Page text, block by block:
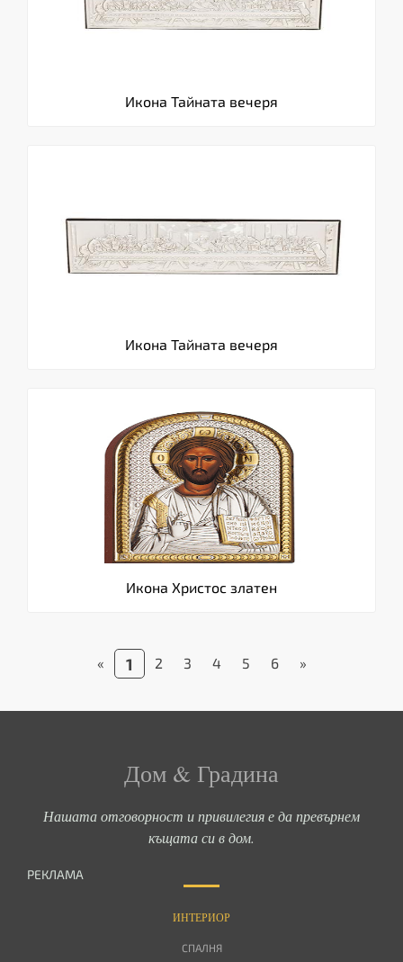
Икона Тайната вечеря
Икона Тайната вечеря
Икона Христос златен
« 1 2 3 4 5 6 »
Дом & Градина
Нашата отговорност и привилегия е да превърнем
къщата си в дом.
РЕКЛАМА
ИНТЕРИОР
СПАЛНЯ